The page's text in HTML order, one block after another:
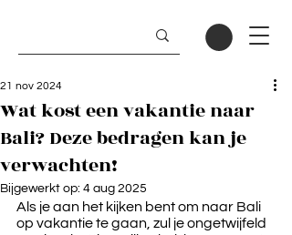
Wat kost een vakantie naar
Bali? Deze bedragen kan je
verwachten!
21 nov 2024
Bijgewerkt op: 4 aug 2025
Als je aan het kijken bent om naar Bali
op vakantie te gaan, zul je ongetwijfeld